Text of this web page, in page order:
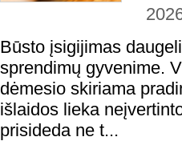
Būsto įsigijimas
sprendimų gyvenime.
dėmesio skiriama
išlaidos lieka
prisideda ne t...